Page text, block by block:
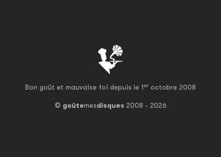
Bon goût et mauvaise foi depuis le 1er octobre 2008
© goûtemesdisques 2008 - 2026